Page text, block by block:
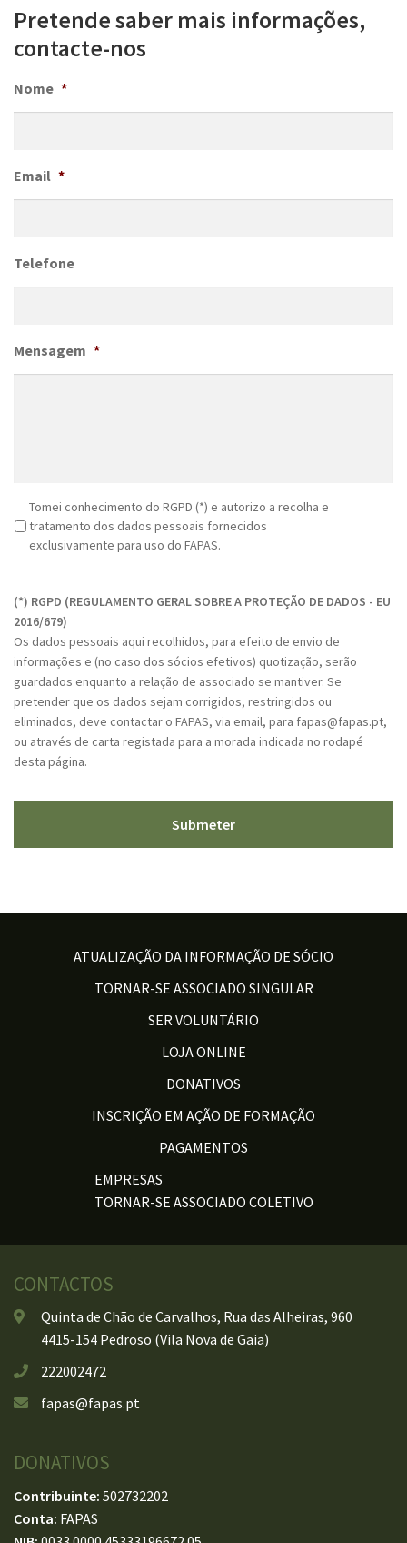
Pretende saber mais informações,
contacte-nos
Nome *
Email *
Telefone
Mensagem *
G
Tomei conhecimento do RGPD (*) e autorizo a recolha e
tratamento dos dados pessoais fornecidos
exclusivamente para uso do FAPAS.
A
P
T
C
H
A
(*) RGPD (REGULAMENTO GERAL SOBRE A PROTEÇÃO DE DADOS - EU
2016/679)
Os dados pessoais aqui recolhidos, para efeito de envio de
informações e (no caso dos sócios efetivos) quotização, serão
guardados enquanto a relação de associado se mantiver. Se
pretender que os dados sejam corrigidos, restringidos ou
eliminados, deve contactar o FAPAS, via email, para fapas@fapas.pt,
ou através de carta registada para a morada indicada no rodapé
desta página.
ATUALIZAÇÃO DA INFORMAÇÃO DE SÓCIO
TORNAR-SE ASSOCIADO SINGULAR
SER VOLUNTÁRIO
LOJA ONLINE
DONATIVOS
INSCRIÇÃO EM AÇÃO DE FORMAÇÃO
PAGAMENTOS
EMPRESAS
TORNAR-SE ASSOCIADO COLETIVO
CONTACTOS
Quinta de Chão de Carvalhos, Rua das Alheiras, 960
4415-154 Pedroso (Vila Nova de Gaia)
222002472
fapas@fapas.pt
DONATIVOS
Contribuinte: 502732202
Conta: FAPAS